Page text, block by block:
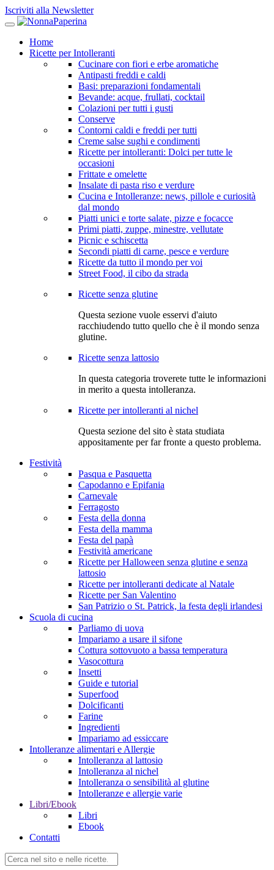
Iscriviti alla Newsletter
Home
Ricette per Intolleranti
Cucinare con fiori e erbe aromatiche
Antipasti freddi e caldi
Basi: preparazioni fondamentali
Bevande: acque, frullati, cocktail
Colazioni per tutti i gusti
Conserve
Contorni caldi e freddi per tutti
Creme salse sughi e condimenti
Ricette per intolleranti: Dolci per tutte le
occasioni
Frittate e omelette
Insalate di pasta riso e verdure
Cucina e Intolleranze: news, pillole e curiosità
dal mondo
Piatti unici e torte salate, pizze e focacce
Primi piatti, zuppe, minestre, vellutate
Picnic e schiscetta
Secondi piatti di carne, pesce e verdure
Ricette da tutto il mondo per voi
Street Food, il cibo da strada
Ricette senza glutine
Questa sezione vuole esservi d'aiuto
racchiudendo tutto quello che è il mondo senza
glutine.
Ricette senza lattosio
In questa categoria troverete tutte le informazioni
in merito a questa intolleranza.
Ricette per intolleranti al nichel
Questa sezione del sito è stata studiata
appositamente per far fronte a questo problema.
Festività
Pasqua e Pasquetta
Capodanno e Epifania
Carnevale
Ferragosto
Festa della donna
Festa della mamma
Festa del papà
Festività americane
Ricette per Halloween senza glutine e senza
lattosio
Ricette per intolleranti dedicate al Natale
Ricette per San Valentino
San Patrizio o St. Patrick, la festa degli irlandesi
Scuola di cucina
Parliamo di uova
Impariamo a usare il sifone
Cottura sottovuoto a bassa temperatura
Vasocottura
Insetti
Guide e tutorial
Superfood
Dolcificanti
Farine
Ingredienti
Impariamo ad essiccare
Intolleranze alimentari e Allergie
Intolleranza al lattosio
Intolleranza al nichel
Intolleranza o sensibilità al glutine
Intolleranze e allergie varie
Libri/Ebook
Libri
Ebook
Contatti